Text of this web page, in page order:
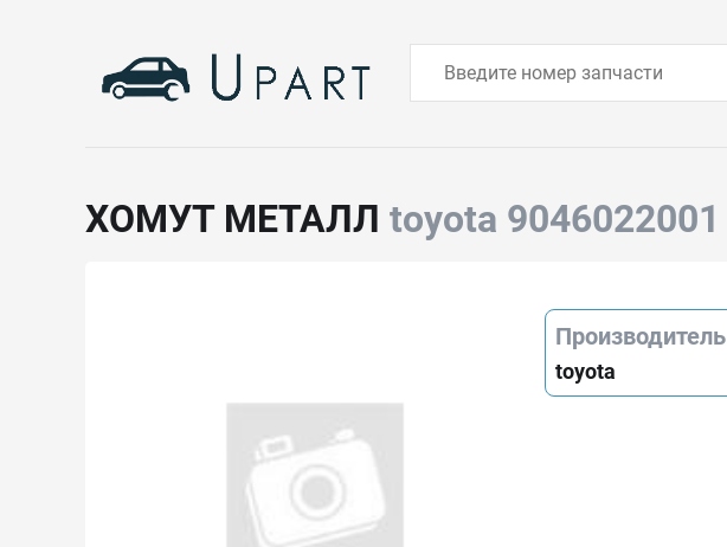
ХОМУТ МЕТАЛЛ toyota 9046022001
Производитель
toyota